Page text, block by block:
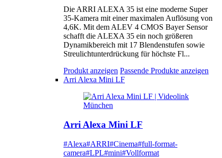
Die ARRI ALEXA 35 ist eine moderne Super
35-Kamera mit einer maximalen Auflösung von
4,6K. Mit dem ALEV 4 CMOS Bayer Sensor
schafft die ALEXA 35 ein noch größeren
Dynamikbereich mit 17 Blendenstufen sowie
Streulichtunterdrückung für höchste Fl...
Produkt anzeigen Passende Produkte anzeigen
Arri Alexa Mini LF
Arri Alexa Mini LF
#Alexa#ARRI#Cinema#full-format-
camera#LPL#mini#Vollformat